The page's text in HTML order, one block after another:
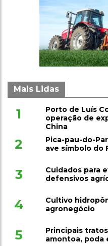
Mais Lidas
1
Porto de Luís
operação de
China
2
Pica-pau-do-
ave símbolo do
3
Cuidados para
defensivos
4
Cultivo
agronegócio
5
Principais
amontoa, poda